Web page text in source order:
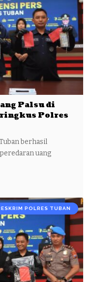
Palsu di
Polres
berhasil
uang
POLRES TUBAN